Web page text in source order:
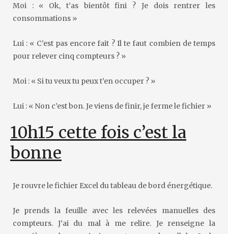
Moi : « Ok, t’as bientôt fini ? Je dois rentrer les
consommations »
Lui : « C’est pas encore fait ? Il te faut combien de temps
pour relever cinq compteurs ? »
Moi : « Si tu veux tu peux t’en occuper ? »
Lui : « Non c’est bon. Je viens de finir, je ferme le fichier »
10h15 cette fois c’est la
bonne
Je rouvre le fichier Excel du tableau de bord énergétique.
Je prends la feuille avec les relevées manuelles des
compteurs. J’ai du mal à me relire. Je renseigne la